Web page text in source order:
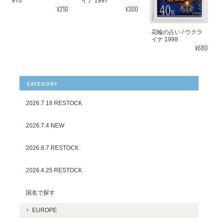
¥210 ¥300
花輪の占い / ウクラ
イナ 1998
¥680
CATEGORY
2026.7.18 RESTOCK
2026.7.4 NEW
2026.6.7 RESTOCK
2026.4.25 RESTOCK
国名で探す
EUROPE